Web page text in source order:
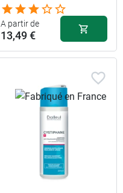
A partir de
13,49 €